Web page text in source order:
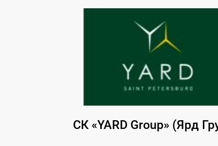
СК «YARD Group» (Ярд